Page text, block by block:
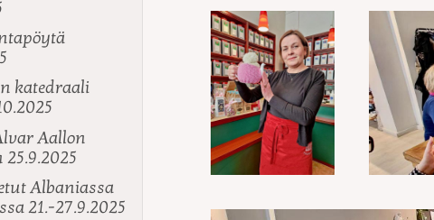
katedraali
Aallon
Albaniassa
21.-27.9.2025